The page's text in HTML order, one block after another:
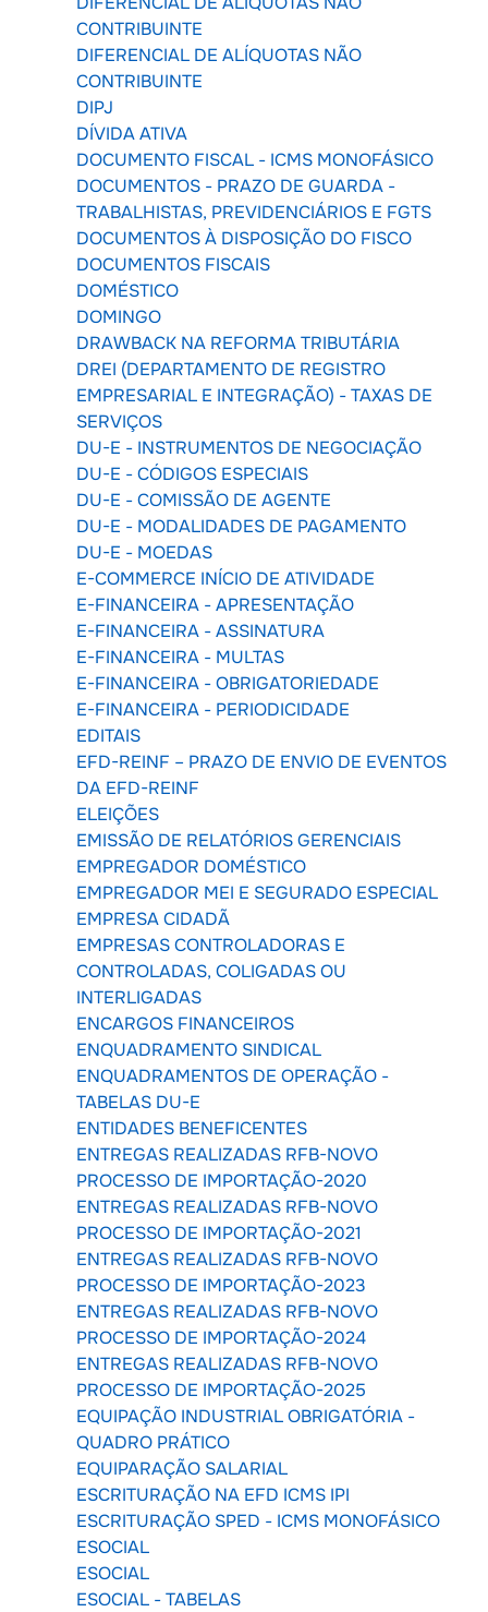
CONTRIBUINTE
DIFERENCIAL DE ALÍQUOTAS NÃO
CONTRIBUINTE
DIPJ
DÍVIDA ATIVA
DOCUMENTO FISCAL - ICMS MONOFÁSICO
DOCUMENTOS - PRAZO DE GUARDA -
TRABALHISTAS, PREVIDENCIÁRIOS E FGTS
DOCUMENTOS À DISPOSIÇÃO DO FISCO
DOCUMENTOS FISCAIS
DOMÉSTICO
DOMINGO
DRAWBACK NA REFORMA TRIBUTÁRIA
DREI (DEPARTAMENTO DE REGISTRO
EMPRESARIAL E INTEGRAÇÃO) - TAXAS DE
SERVIÇOS
DU-E - INSTRUMENTOS DE NEGOCIAÇÃO
DU-E - CÓDIGOS ESPECIAIS
DU-E - COMISSÃO DE AGENTE
DU-E - MODALIDADES DE PAGAMENTO
DU-E - MOEDAS
E-COMMERCE INÍCIO DE ATIVIDADE
E-FINANCEIRA - APRESENTAÇÃO
E-FINANCEIRA - ASSINATURA
E-FINANCEIRA - MULTAS
E-FINANCEIRA - OBRIGATORIEDADE
E-FINANCEIRA - PERIODICIDADE
EDITAIS
EFD-REINF – PRAZO DE ENVIO DE EVENTOS
DA EFD-REINF
ELEIÇÕES
EMISSÃO DE RELATÓRIOS GERENCIAIS
EMPREGADOR DOMÉSTICO
EMPREGADOR MEI E SEGURADO ESPECIAL
EMPRESA CIDADÃ
EMPRESAS CONTROLADORAS E
CONTROLADAS, COLIGADAS OU
INTERLIGADAS
ENCARGOS FINANCEIROS
ENQUADRAMENTO SINDICAL
ENQUADRAMENTOS DE OPERAÇÃO -
TABELAS DU-E
ENTIDADES BENEFICENTES
ENTREGAS REALIZADAS RFB-NOVO
PROCESSO DE IMPORTAÇÃO-2020
ENTREGAS REALIZADAS RFB-NOVO
PROCESSO DE IMPORTAÇÃO-2021
ENTREGAS REALIZADAS RFB-NOVO
PROCESSO DE IMPORTAÇÃO-2023
ENTREGAS REALIZADAS RFB-NOVO
PROCESSO DE IMPORTAÇÃO-2024
ENTREGAS REALIZADAS RFB-NOVO
PROCESSO DE IMPORTAÇÃO-2025
EQUIPAÇÃO INDUSTRIAL OBRIGATÓRIA -
QUADRO PRÁTICO
EQUIPARAÇÃO SALARIAL
ESCRITURAÇÃO NA EFD ICMS IPI
ESCRITURAÇÃO SPED - ICMS MONOFÁSICO
ESOCIAL
ESOCIAL
ESOCIAL - TABELAS